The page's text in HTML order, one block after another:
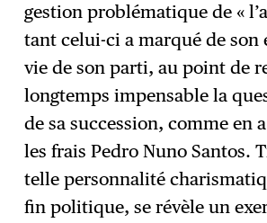
gestion problématique de «
tant celui-ci a marqué de son
vie de son parti, au point de
longtemps impensable la
de sa succession, comme en
les frais Pedro Nuno Santos.
telle personnalité
fin politique, se révèle un